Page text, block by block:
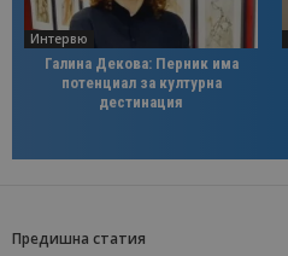
Интервю
Галина Декова: Перник има
потенциал за културна
дестинация
Предишна статия